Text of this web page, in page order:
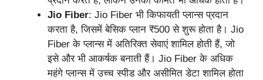
Jio Fiber: Jio Fiber भी किफायती प्लान्स प्रदान
करता है, जिसमें बेसिक प्लान ₹500 से शुरू होता है। Jio
Fiber के प्लान्स में अतिरिक्त सेवाएं शामिल होती हैं, जो
इसे और भी आकर्षक बनाती हैं। Jio Fiber के अधिक
महंगे प्लान्स में उच्च स्पीड और असीमित डेटा शामिल होता